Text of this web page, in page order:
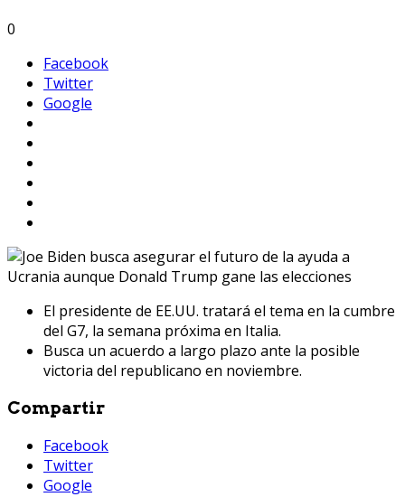
0
Facebook
Twitter
Google
El presidente de EE.UU. tratará el tema en la cumbre
del G7, la semana próxima en Italia.
Busca un acuerdo a largo plazo ante la posible
victoria del republicano en noviembre.
Compartir
Facebook
Twitter
Google